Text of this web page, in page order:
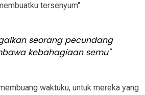
tersenyum"
seorang pecundang
kebahagiaan semu"
waktuku, untuk mereka yang